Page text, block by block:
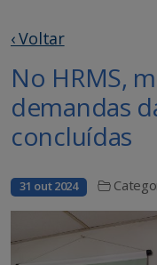
‹ Voltar
No HRMS,
demandas
concluídas
31 out 2024